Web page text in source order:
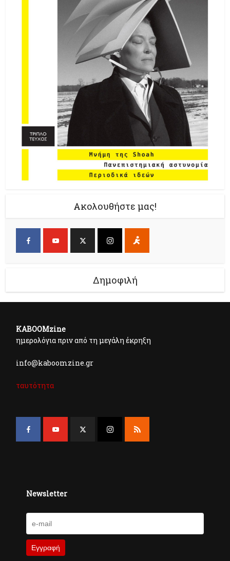
Ακολουθήστε μας!
Δημοφιλή
KABOOMzine
ημερολόγια πριν από τη μεγάλη έκρηξη
info@kaboomzine.gr
ταυτότητα
Newsletter